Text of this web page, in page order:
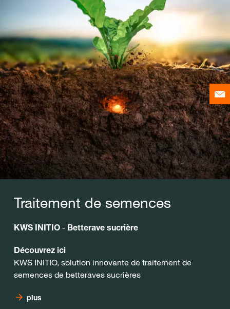
Traitement de semences
KWS INITIO - Betterave sucrière
Découvrez ici
KWS INITIO, solution innovante de traitement de
semences de betteraves sucrières
plus